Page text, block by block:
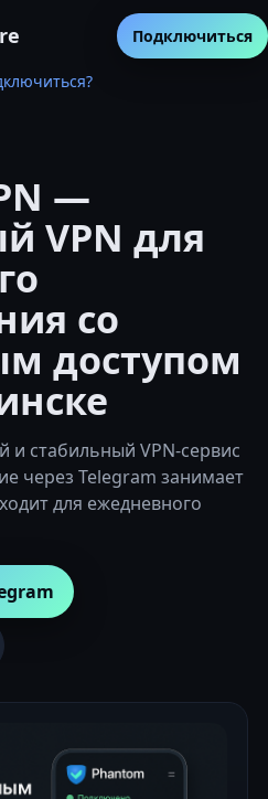
Подключиться
—
VPN для
со
доступом
стабильный VPN-сервис
через Telegram занимает
для ежедневного